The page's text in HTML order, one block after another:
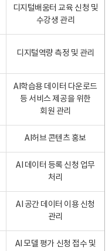
디지털배움터 교육 신청 및
수강생 관리
디지털역량 측정 및 관리
AI학습용 데이터 다운로드
등 서비스 제공을 위한
회원 관리
AI허브 콘텐츠 홍보
AI 데이터 등록 신청 업무
처리
AI 공간 데이터 이용 신청
관리
AI 모델 평가 신청 접수 및